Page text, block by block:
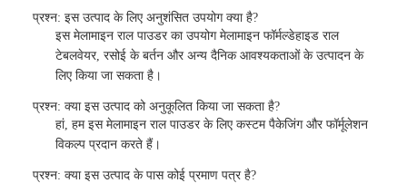
प्रश्न: इस उत्पाद के लिए अनुशंसित उपयोग क्या है?
इस मेलामाइन राल पाउडर का उपयोग मेलामाइन फॉर्मल्डेहाइड राल
टेबलवेयर, रसोई के बर्तन और अन्य दैनिक आवश्यकताओं के उत्पादन के
लिए किया जा सकता है।
प्रश्न: क्या इस उत्पाद को अनुकूलित किया जा सकता है?
हां, हम इस मेलामाइन राल पाउडर के लिए कस्टम पैकेजिंग और फॉर्मूलेशन
विकल्प प्रदान करते हैं।
प्रश्न: क्या इस उत्पाद के पास कोई प्रमाण पत्र है?